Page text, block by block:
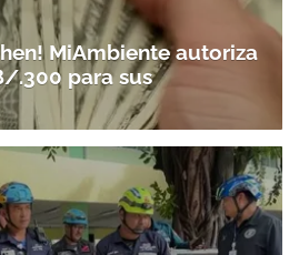
MiAmbiente autoriza
.300 para sus